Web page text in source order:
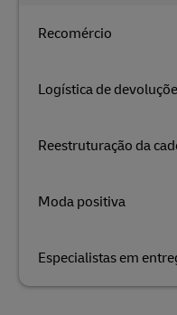
Recomércio
Logística de
Reestruturação da
Moda positiva
Especialistas em